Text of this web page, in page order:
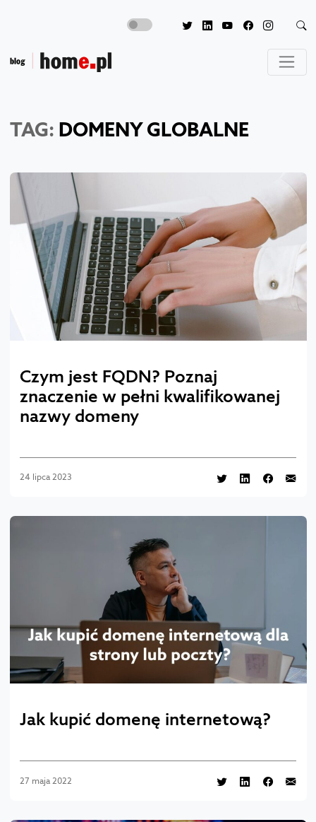
TAG: DOMENY GLOBALNE
Czym jest FQDN? Poznaj
znaczenie w pełni kwalifikowanej
nazwy domeny
24 lipca 2023
Jak kupić domenę internetową?
27 maja 2022